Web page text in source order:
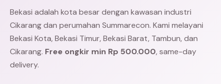
Bekasi adalah kota besar dengan kawasan industri
Cikarangdan perumahan Summarecon. Kami melayani
Bekasi Kota, Bekasi Timur, Bekasi Barat, Tambun, dan
Cikarang. Free ongkir min Rp 500.000, same-day
delivery.